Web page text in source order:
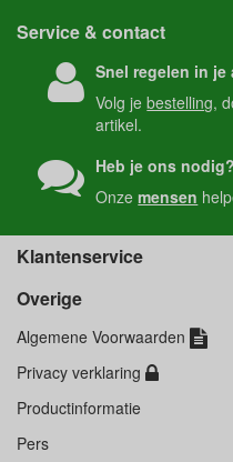
Service & contact
Snel regelen in
Volg jebestelling,
artikel.
Heb je ons nodig?
Onzemensen
Klantenservice
Overige
Algemene Voorwaarden
Privacy verklaring
Productinformatie
Pers